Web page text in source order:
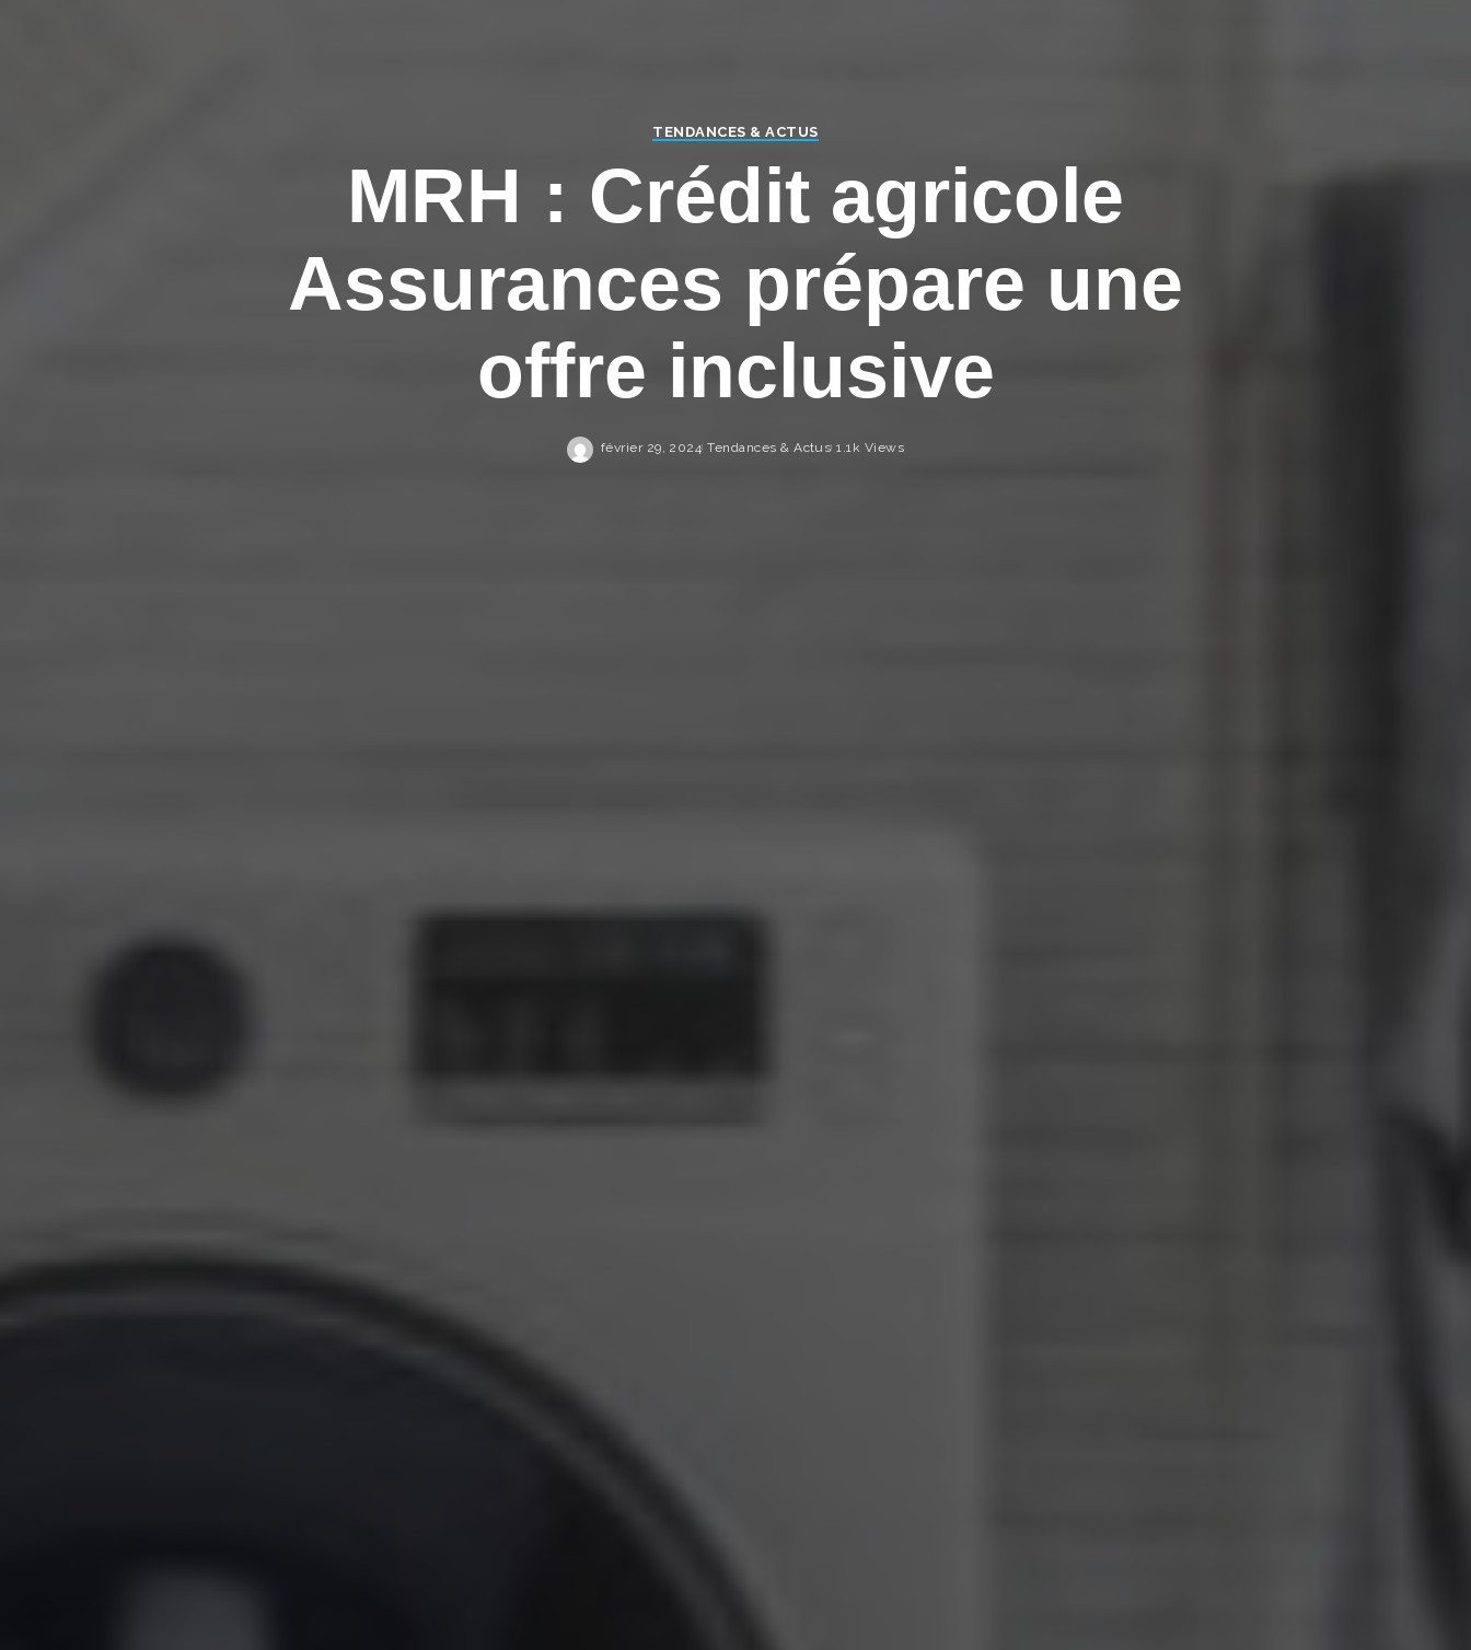
TENDANCES & ACTUS
MRH : Crédit agricole
Assurances prépare une
offre inclusive
février 29, 2024 Tendances & Actus 1.1k Views